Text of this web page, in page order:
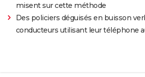
misent sur cette méthode
Des policiers déguisés en buisson
conducteurs utilisant leur téléphone